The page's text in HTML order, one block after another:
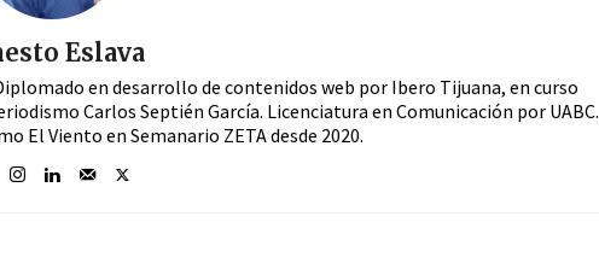
Eslava
en desarrollo de contenidos web por Ibero Tijuana, en curso
Carlos Septién García. Licenciatura en Comunicación por UABC.
El Viento en Semanario ZETA desde 2020.